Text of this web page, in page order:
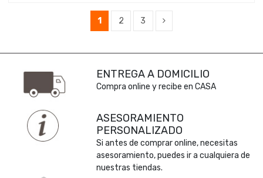
1 2 3
ENTREGA A DOMICILIO
Compra online y recibe en CASA
ASESORAMIENTO
PERSONALIZADO
Si antes de comprar online, necesitas
asesoramiento, puedes ir a cualquiera de
nuestras tiendas.